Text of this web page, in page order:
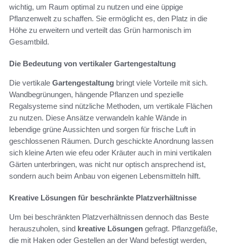
wichtig, um Raum optimal zu nutzen und eine üppige
Pflanzenwelt zu schaffen. Sie ermöglicht es, den Platz in die
Höhe zu erweitern und verteilt das Grün harmonisch im
Gesamtbild.
Die Bedeutung von vertikaler Gartengestaltung
Die vertikale Gartengestaltung bringt viele Vorteile mit sich.
Wandbegrünungen, hängende Pflanzen und spezielle
Regalsysteme sind nützliche Methoden, um vertikale Flächen
zu nutzen. Diese Ansätze verwandeln kahle Wände in
lebendige grüne Aussichten und sorgen für frische Luft in
geschlossenen Räumen. Durch geschickte Anordnung lassen
sich kleine Arten wie efeu oder Kräuter auch in mini vertikalen
Gärten unterbringen, was nicht nur optisch ansprechend ist,
sondern auch beim Anbau von eigenen Lebensmitteln hilft.
Kreative Lösungen für beschränkte Platzverhältnisse
Um bei beschränkten Platzverhältnissen dennoch das Beste
herauszuholen, sind kreative Lösungen gefragt. Pflanzgefäße,
die mit Haken oder Gestellen an der Wand befestigt werden,